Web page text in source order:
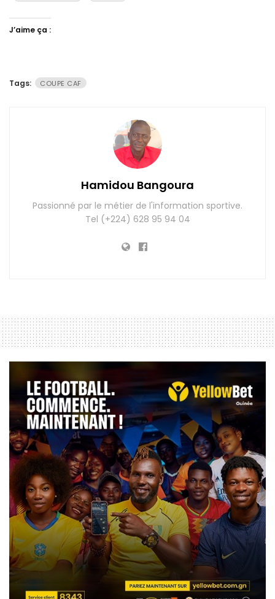
J’aime ça :
Tags: COUPE CAF
Hamidou Bangoura
Passionné par le métier de l'information sportive.
Tel (+224) 628 95 94 04